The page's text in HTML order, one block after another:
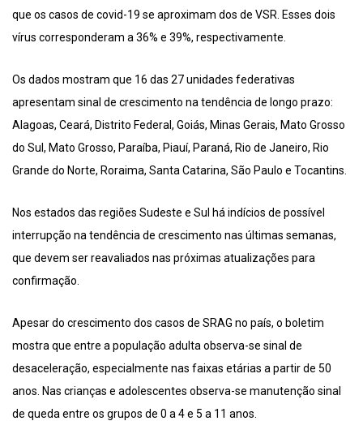
que os casos de covid-19 se aproximam dos de VSR. Esses dois
vírus corresponderam a 36% e 39%, respectivamente.
Os dados mostram que 16 das 27 unidades federativas
apresentam sinal de crescimento na tendência de longo prazo:
Alagoas, Ceará, Distrito Federal, Goiás, Minas Gerais, Mato Grosso
do Sul, Mato Grosso, Paraíba, Piauí, Paraná, Rio de Janeiro, Rio
Grande do Norte, Roraima, Santa Catarina, São Paulo e Tocantins.
Nos estados das regiões Sudeste e Sul há indícios de possível
interrupção na tendência de crescimento nas últimas semanas,
que devem ser reavaliados nas próximas atualizações para
confirmação.
Apesar do crescimento dos casos de SRAG no país, o boletim
mostra que entre a população adulta observa-se sinal de
desaceleração, especialmente nas faixas etárias a partir de 50
anos. Nas crianças e adolescentes observa-se manutenção sinal
de queda entre os grupos de 0 a 4 e 5 a 11 anos.